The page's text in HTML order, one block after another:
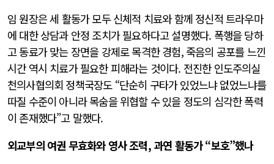
임 원장은 세 활동가 모두 신체적 치료와 함께 정신적 트라우마
에 대한 상담과 안정 조치가 필요하다고 설명했다. 폭행을 당하
고 동료가 맞는 장면을 강제로 목격한 경험, 죽음의 공포를 느낀
시간 역시 치료가 필요한 피해라는 것이다. 전진한 인도주의실
천의사협의회 정책국장도 “단순히 구타가 있었느냐 없었느냐를
따질 수준이 아니라 목숨을 위협할 수 있을 정도의 심각한 폭력
이 존재했다”고 말했다.
외교부의 여권 무효화와 영사 조력, 과연 활동가 “보호”했나